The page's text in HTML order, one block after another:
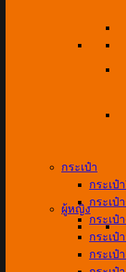
ผู้หญิง
กระเป๋า
กระเป๋
กระเป๋
กระเป๋
กระเป๋
กระเป๋า